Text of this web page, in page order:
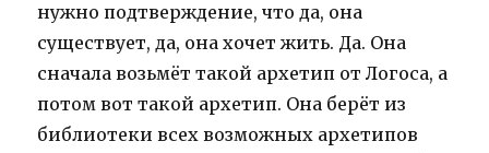
нужно подтверждение, что да, она
существует, да, она хочет жить. Да. Она
сначала возьмёт такой архетип от Логоса, а
потом вот такой архетип. Она берёт из
библиотеки всех возможных архетипов